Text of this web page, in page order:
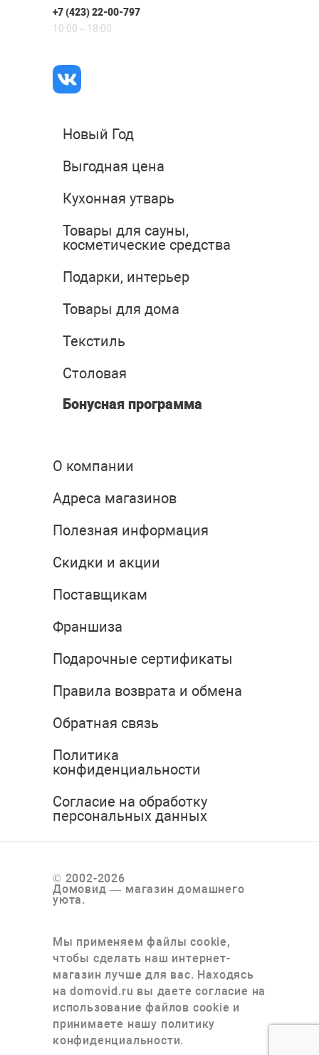
+7 (423) 22-00-797
10:00 – 18:00
Новый Год
Выгодная цена
Кухонная утварь
Товары для сауны,
косметические средства
Подарки, интерьер
Товары для дома
Текстиль
Столовая
Бонусная программа
О компании
Адреса магазинов
Полезная информация
Скидки и акции
Поставщикам
Франшиза
Подарочные сертификаты
Правила возврата и обмена
Обратная связь
Политика
конфиденциальности
Согласие на обработку
персональных данных
© 2002-2026
Домовид — магазин домашнего
уюта.
Мы применяем файлы cookie,
чтобы сделать наш интернет-
магазин лучше для вас. Находясь
на domovid.ru вы даете согласие на
использование файлов cookie и
принимаете нашу политику
конфиденциальности.